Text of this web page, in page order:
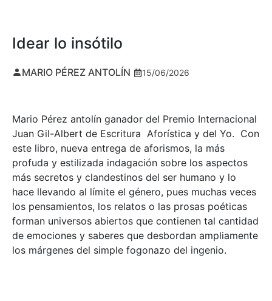
Idear lo insótilo
MARIO PÉREZ ANTOLÍN 15/06/2026
Mario Pérez antolín ganador del Premio Internacional
Juan Gil-Albert de Escritura Aforística y del Yo. Con
este libro, nueva entrega de aforismos, la más
profuda y estilizada indagación sobre los aspectos
más secretos y clandestinos del ser humano y lo
hace llevando al límite el género, pues muchas veces
los pensamientos, los relatos o las prosas poéticas
forman universos abiertos que contienen tal cantidad
de emociones y saberes que desbordan ampliamente
los márgenes del simple fogonazo del ingenio.